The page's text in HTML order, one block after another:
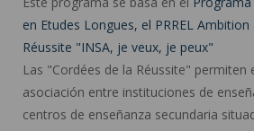
en Etudes Longues, el PRREL
Réussite "INSA, je veux, je peux"
Las "Cordées de la Réussite" permiten
asociación entre instituciones de
centros de enseñanza secundaria